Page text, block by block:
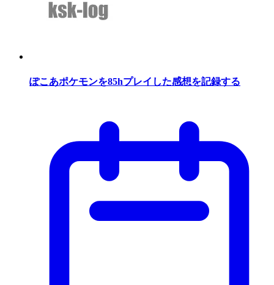
ぽこあポケモンを85hプレイした感想を記録する